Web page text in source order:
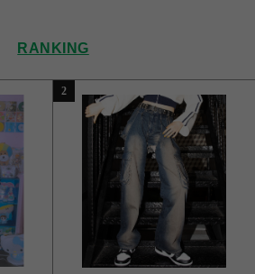
RANKING
2